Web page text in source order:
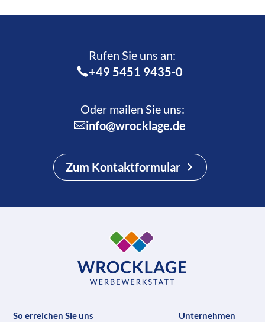
Rufen Sie uns an:­
+49 5451 9435-0
Oder mailen Sie uns:
info@wrocklage.de
Zum Kontaktformular
So erreichen Sie uns
Unternehmen